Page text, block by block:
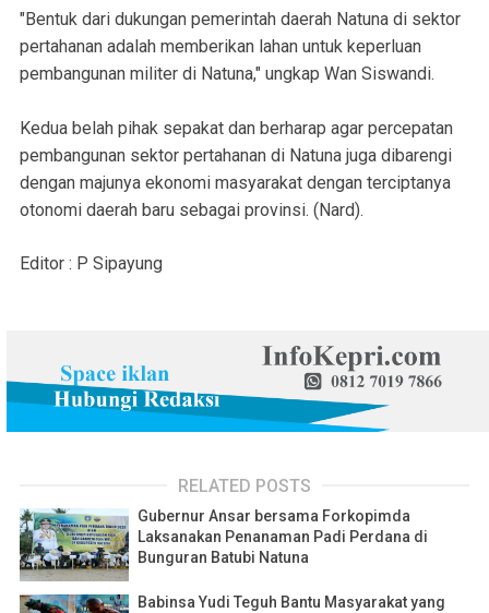
"Bentuk dari dukungan pemerintah daerah Natuna di sektor
pertahanan adalah memberikan lahan untuk keperluan
pembangunan militer di Natuna," ungkap Wan Siswandi.
Kedua belah pihak sepakat dan berharap agar percepatan
pembangunan sektor pertahanan di Natuna juga dibarengi
dengan majunya ekonomi masyarakat dengan terciptanya
otonomi daerah baru sebagai provinsi. (Nard).
Editor : P Sipayung
RELATED POSTS
Gubernur Ansar bersama Forkopimda
Laksanakan Penanaman Padi Perdana di
Bunguran Batubi Natuna
Babinsa Yudi Teguh Bantu Masyarakat yang